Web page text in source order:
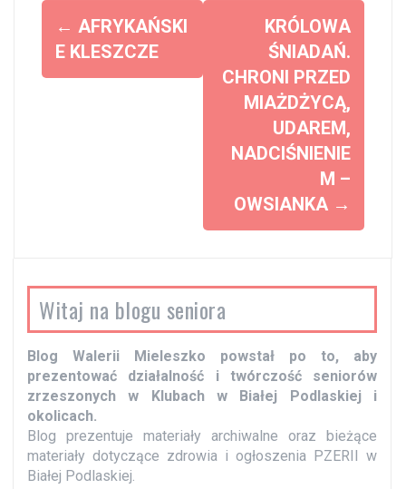
b
s
y
← AFRYKAŃSKI
E KLESZCZE
KRÓLOWA
ŚNIADAŃ.
CHRONI PRZED
MIAŻDŻYCĄ,
UDAREM,
NADCIŚNIENIE
M –
OWSIANKA →
Witaj na blogu seniora
Blog Walerii Mieleszko powstał po to, aby
prezentować działalność i twórczość seniorów
zrzeszonych w Klubach w Białej Podlaskiej i
okolicach.
Blog prezentuje materiały archiwalne oraz bieżące
materiały dotyczące zdrowia i ogłoszenia PZERII w
Białej Podlaskiej.